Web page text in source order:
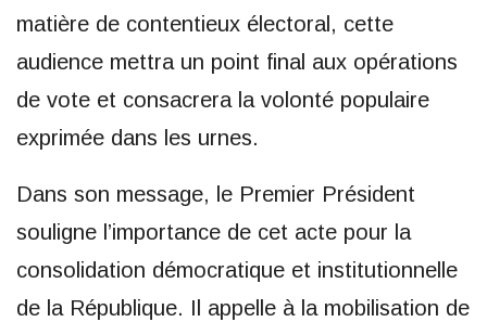
matière de contentieux électoral, cette
audience mettra un point final aux opérations
de vote et consacrera la volonté populaire
exprimée dans les urnes.
Dans son message, le Premier Président
souligne l’importance de cet acte pour la
consolidation démocratique et institutionnelle
de la République. Il appelle à la mobilisation de